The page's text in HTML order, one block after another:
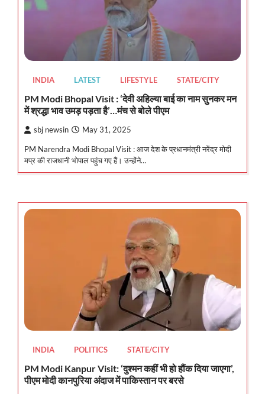
INDIA LATEST LIFESTYLE STATE/CITY
PM Modi Bhopal Visit : ‘देवी अहिल्या बाई का नाम सुनकर मन
में श्रद्धा भाव उमड़ पड़ता है’…मंच से बोले पीएम
sbj newsin May 31, 2025
PM Narendra Modi Bhopal Visit : आज देश के प्रधानमंत्री नरेंद्र मोदी
मप्र की राजधानी भोपाल पहुंच गए हैं। उन्होंने…
INDIA POLITICS STATE/CITY
PM Modi Kanpur Visit: ‘दुश्मन कहीं भी हो हौंक दिया जाएगा’,
पीएम मोदी कानपुरिया अंदाज में पाकिस्तान पर बरसे